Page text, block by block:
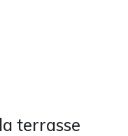
terrasse